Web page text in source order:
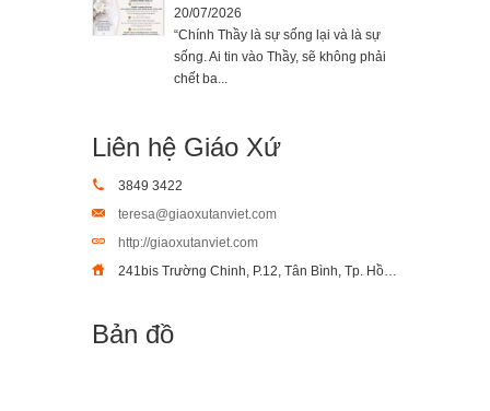
20/07/2026
“Chính Thầy là sự sống lại và là sự
sống. Ai tin vào Thầy, sẽ không phải
chết ba...
Liên hệ Giáo Xứ
3849 3422
teresa@giaoxutanviet.com
http://giaoxutanviet.com
241bis Trường Chinh, P.12, Tân Bình, Tp. Hồ Chí Minh
Bản đồ